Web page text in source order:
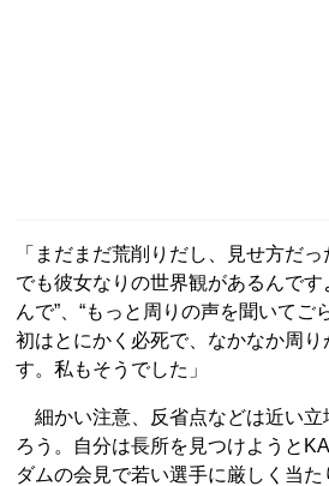
「まだまだ荒削りだし、見せ方だっ
でも彼女なりの世界観があるんです
んで”、“もっと周りの声を聞いてご
初はとにかく必死で、なかなか周
す。私もそうでした」
細かい注意、反省点などは近い立
ろう。自分は長所を見つけようと
ダムの会見で若い選手に厳しく当